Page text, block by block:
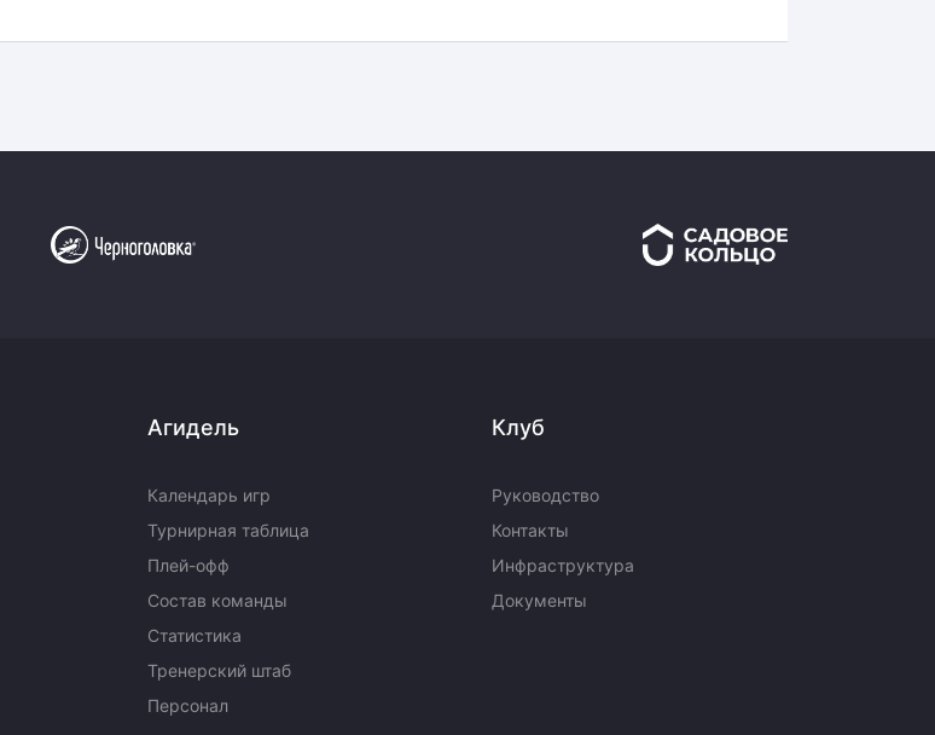
Агидель
Календарь игр
Турнирная таблица
Плей-офф
Состав команды
Статистика
Тренерский штаб
Персонал
Клуб
Руководство
Контакты
Инфраструктура
Документы